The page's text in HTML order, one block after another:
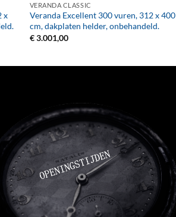
x
VERANDA CLASSIC
Veranda Excellent 300 vuren, 312 x 400
cm, dakplaten helder, onbehandeld.
€3.001,00